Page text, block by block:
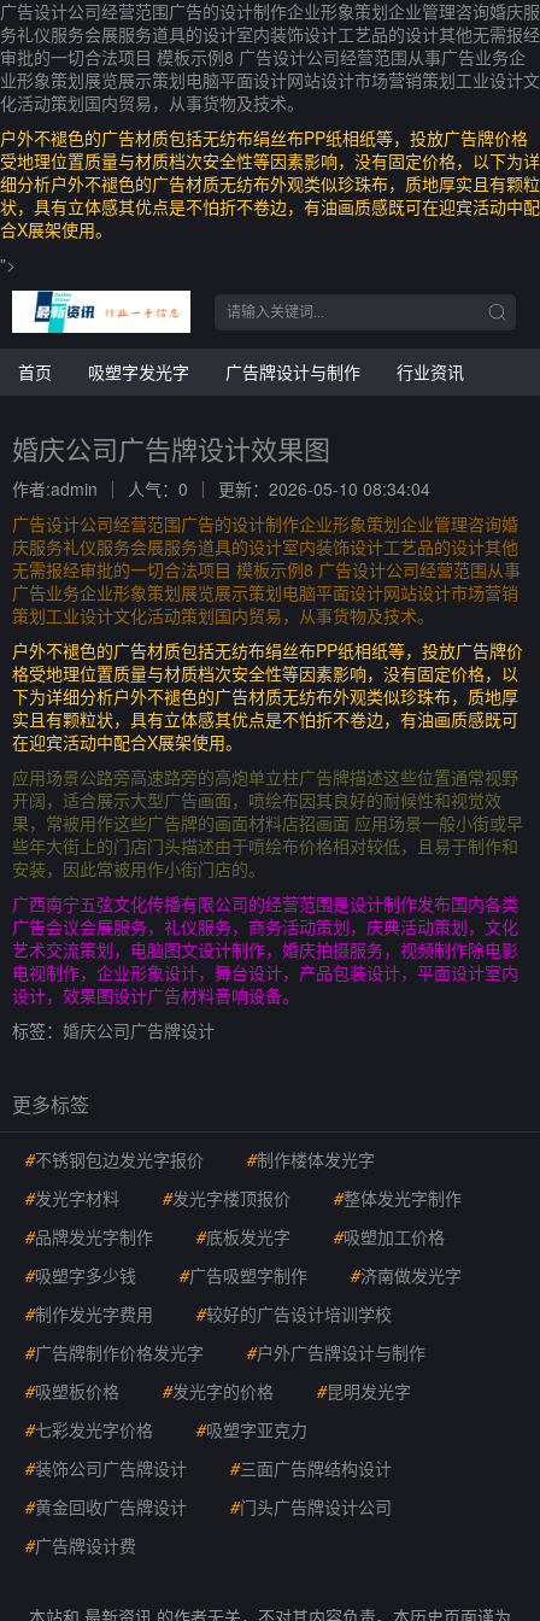
广告设计公司经营范围广告的设计制作企业形象策划企业管理咨询婚庆服
务礼仪服务会展服务道具的设计室内装饰设计工艺品的设计其他无需报经
审批的一切合法项目 模板示例8 广告设计公司经营范围从事广告业务企
业形象策划展览展示策划电脑平面设计网站设计市场营销策划工业设计文
化活动策划国内贸易，从事货物及技术。
户外不褪色的广告材质包括无纺布绢丝布PP纸相纸等，投放广告牌价格
受地理位置质量与材质档次安全性等因素影响，没有固定价格，以下为详
细分析户外不褪色的广告材质无纺布外观类似珍珠布，质地厚实且有颗粒
状，具有立体感其优点是不怕折不卷边，有油画质感既可在迎宾活动中配
合X展架使用。
">
首页 吸塑字发光字 广告牌设计与制作 行业资讯
婚庆公司广告牌设计效果图
作者:admin 人气：0
更新：2026-05-10 08:34:04
广告设计公司经营范围广告的设计制作企业形象策划企业管理咨询婚
庆服务礼仪服务会展服务道具的设计室内装饰设计工艺品的设计其他
无需报经审批的一切合法项目 模板示例8 广告设计公司经营范围从事
广告业务企业形象策划展览展示策划电脑平面设计网站设计市场营销
策划工业设计文化活动策划国内贸易，从事货物及技术。
户外不褪色的广告材质包括无纺布绢丝布PP纸相纸等，投放广告牌价
格受地理位置质量与材质档次安全性等因素影响，没有固定价格，以
下为详细分析户外不褪色的广告材质无纺布外观类似珍珠布，质地厚
实且有颗粒状，具有立体感其优点是不怕折不卷边，有油画质感既可
在迎宾活动中配合X展架使用。
应用场景公路旁高速路旁的高炮单立柱广告牌描述这些位置通常视野
开阔，适合展示大型广告画面，喷绘布因其良好的耐候性和视觉效
果，常被用作这些广告牌的画面材料店招画面 应用场景一般小街或早
些年大街上的门店门头描述由于喷绘布价格相对较低，且易于制作和
安装，因此常被用作小街门店的。
广西南宁五弦文化传播有限公司的经营范围是设计制作发布国内各类
广告会议会展服务，礼仪服务，商务活动策划，庆典活动策划，文化
艺术交流策划，电脑图文设计制作，婚庆拍摄服务，视频制作除电影
电视制作，企业形象设计，舞台设计，产品包装设计，平面设计室内
设计，效果图设计广告材料音响设备。
标签： 婚庆公司广告牌设计
更多标签
#不锈钢包边发光字报价 #制作楼体发光字
#发光字材料 #发光字楼顶报价 #整体发光字制作
#品牌发光字制作 #底板发光字 #吸塑加工价格
#吸塑字多少钱 #广告吸塑字制作 #济南做发光字
#制作发光字费用 #较好的广告设计培训学校
#广告牌制作价格发光字 #户外广告牌设计与制作
#吸塑板价格 #发光字的价格 #昆明发光字
#七彩发光字价格 #吸塑字亚克力
#装饰公司广告牌设计 #三面广告牌结构设计
#黄金回收广告牌设计 #门头广告牌设计公司
#广告牌设计费
本站和 最新资讯 的作者无关，不对其内容负责。本历史页面谨为